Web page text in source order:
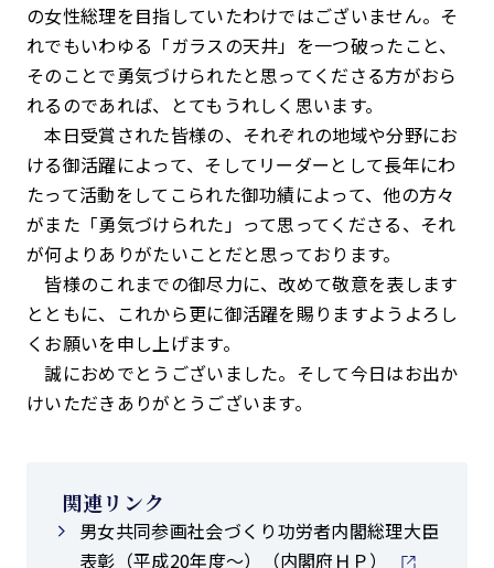
の女性総理を目指していたわけではございません。そ
れでもいわゆる「ガラスの天井」を一つ破ったこと、
そのことで勇気づけられたと思ってくださる方がおら
れるのであれば、とてもうれしく思います。
本日受賞された皆様の、それぞれの地域や分野にお
ける御活躍によって、そしてリーダーとして長年にわ
たって活動をしてこられた御功績によって、他の方々
がまた「勇気づけられた」って思ってくださる、それ
が何よりありがたいことだと思っております。
皆様のこれまでの御尽力に、改めて敬意を表します
とともに、これから更に御活躍を賜りますようよろし
くお願いを申し上げます。
誠におめでとうございました。そして今日はお出か
けいただきありがとうございます。
関連リンク
男女共同参画社会づくり功労者内閣総理大臣
表彰（平成20年度～）（内閣府ＨＰ）